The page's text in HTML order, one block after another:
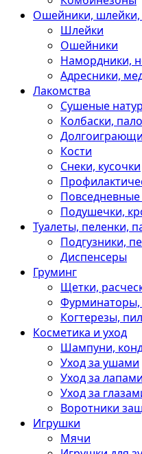
Ошейники,
Шлейки
Ошейники
Намордники,
Адресники,
Лакомства
Сушеные
Колбаски,
Кости
Снеки, кусочки
Повседневные
Подушечки,
Туалеты, пеленки,
Подгузники,
Диспенсеры
Груминг
Щетки,
Когтерезы,
Косметика и уход
Шампуни,
Уход за ушами
Уход за лапами
Уход за
Воротники
Игрушки
Мячи